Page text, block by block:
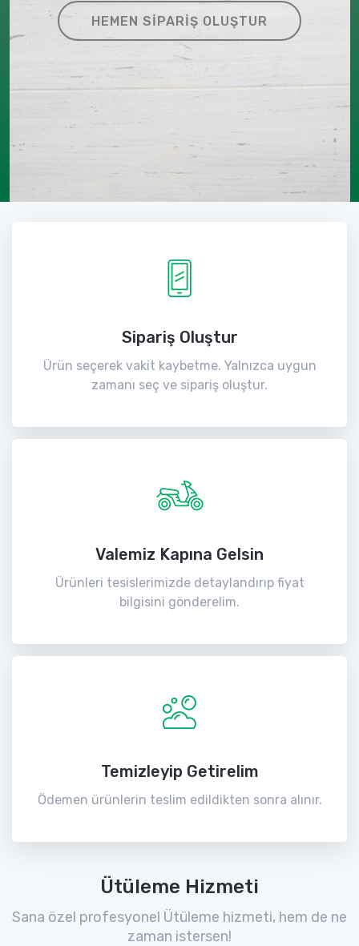
HEMEN SIPARIŞ OLUŞTUR
Sipariş Oluştur
Ürün seçerek vakit kaybetme. Yalnızca uygun
zamanı seç ve sipariş oluştur.
Valemiz Kapına Gelsin
Ürünleri tesislerimizde detaylandırıp fiyat
bilgisini gönderelim.
Temizleyip Getirelim
Ödemen ürünlerin teslim edildikten sonra alınır.
Ütüleme Hizmeti
Sana özel profesyonel Ütüleme hizmeti, hem de ne
zaman istersen!